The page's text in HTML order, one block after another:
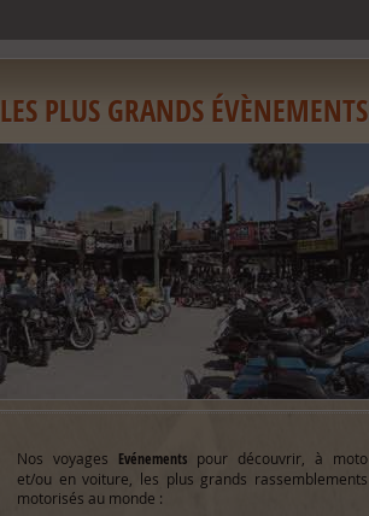
LES PLUS GRANDS ÉVÈNEMENTS
Nos voyages Evénements pour découvrir, à moto
et/ou en voiture, les plus grands rassemblements
motorisés au monde :